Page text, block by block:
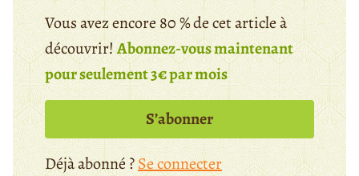
Vous avez encore 80 % de cet article à
découvrir!Abonnez-vous maintenant
pour seulement 3€ par mois
S’abonner
Déjà abonné ?Se connecter